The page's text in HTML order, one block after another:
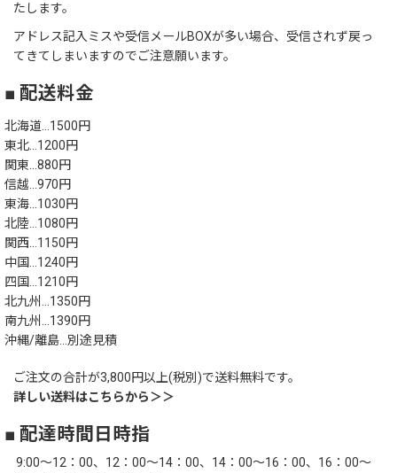
たします。
アドレス記入ミスや受信メールBOXが多い場合、受信されず戻っ
てきてしまいますのでご注意願います。
■ 配送料金
北海道…1500円
東北…1200円
関東…880円
信越…970円
東海…1030円
北陸…1080円
関西…1150円
中国…1240円
四国…1210円
北九州…1350円
南九州…1390円
沖縄/離島…別途見積
ご注文の合計が3,800円以上(税別)で送料無料です。
詳しい送料はこちらから＞＞
■ 配達時間日時指
9:00～12：00、12：00～14：00、14：00～16：00、16：00～